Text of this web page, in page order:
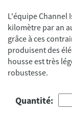
L'équipe Channel
kilomètre par an
grâce à ces
produisent des
housse est très
Quantité: